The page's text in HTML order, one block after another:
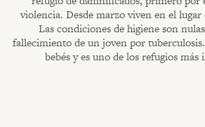
violencia. Desde marzo viven en el lugar
Las condiciones de higiene son
fallecimiento de un joven por
bebés y es uno de los refugios